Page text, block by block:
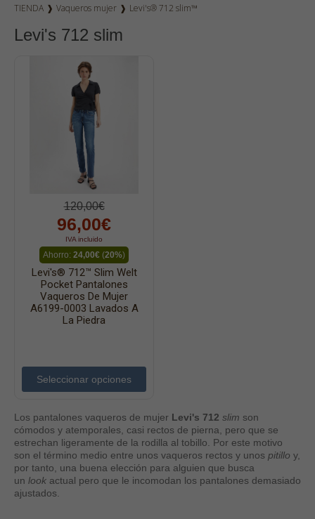
Vaqueros hombre
Dockers
Camisetas
Bermudas
Sudaderas
Vestidos
Faldas
Jerséys
Chaquetas
Complementos
Bufandas y pañuelos
Calcetines
Calzado
Gabardina invierno hombre
Gabardina verano hombre
Pana mujer
TIENDA ❱ Vaqueros mujer ❱ Levi's® 712 slim™
Levi's 712 slim
120,00€
96,00€
IVA incluido
Ahorro: 24,00€ (20%)
Levi's® 712™ Slim Welt
Pocket Pantalones
Vaqueros De Mujer
A6199-0003 Lavados A
La Piedra
Seleccionar opciones
Los pantalones vaqueros de mujer Levi's 712 slim son
cómodos y atemporales, casi rectos de pierna, pero que se
estrechan ligeramente de la rodilla al tobillo. Por este motivo
son el término medio entre unos vaqueros rectos y unos pitillo y,
por tanto, una buena elección para alguien que busca
un look actual pero que le incomodan los pantalones demasiado
ajustados.